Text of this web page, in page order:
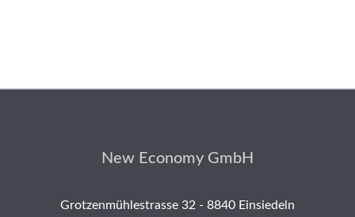
New Economy GmbH
Grotzenmühlestrasse 32 - 8840 Einsiedeln